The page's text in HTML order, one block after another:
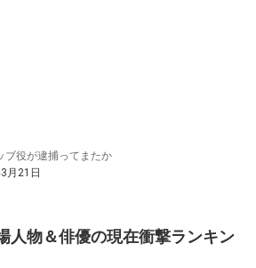
ブ役が逮捕ってまたか
月21日
人物＆俳優の現在衝撃ランキン